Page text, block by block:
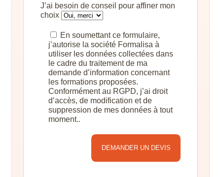
J’ai besoin de conseil pour affiner mon
choix
En soumettant ce formulaire,
j’autorise la société Formalisa à
utiliser les données collectées dans
le cadre du traitement de ma
demande d’information concernant
les formations proposées.
Conformément au RGPD, j’ai droit
d’accès, de modification et de
suppression de mes données à tout
moment..